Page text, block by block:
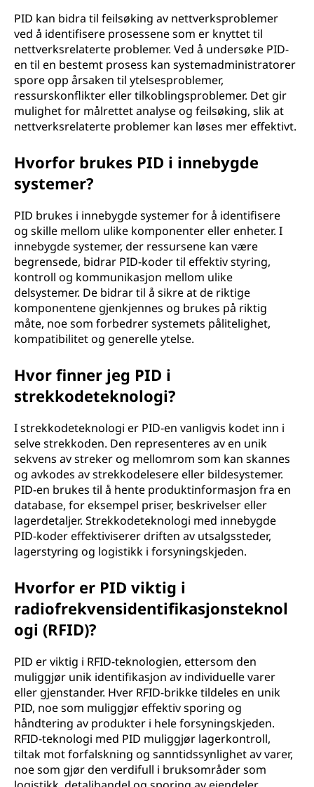
PID kan bidra til feilsøking av nettverksproblemer
ved å identifisere prosessene som er knyttet til
nettverksrelaterte problemer. Ved å undersøke PID-
en til en bestemt prosess kan systemadministratorer
spore opp årsaken til ytelsesproblemer,
ressurskonflikter eller tilkoblingsproblemer. Det gir
mulighet for målrettet analyse og feilsøking, slik at
nettverksrelaterte problemer kan løses mer effektivt.
Hvorfor brukes PID i innebygde
systemer?
PID brukes i innebygde systemer for å identifisere
og skille mellom ulike komponenter eller enheter. I
innebygde systemer, der ressursene kan være
begrensede, bidrar PID-koder til effektiv styring,
kontroll og kommunikasjon mellom ulike
delsystemer. De bidrar til å sikre at de riktige
komponentene gjenkjennes og brukes på riktig
måte, noe som forbedrer systemets pålitelighet,
kompatibilitet og generelle ytelse.
Hvor finner jeg PID i
strekkodeteknologi?
I strekkodeteknologi er PID-en vanligvis kodet inn i
selve strekkoden. Den representeres av en unik
sekvens av streker og mellomrom som kan skannes
og avkodes av strekkodelesere eller bildesystemer.
PID-en brukes til å hente produktinformasjon fra en
database, for eksempel priser, beskrivelser eller
lagerdetaljer. Strekkodeteknologi med innebygde
PID-koder effektiviserer driften av utsalgssteder,
lagerstyring og logistikk i forsyningskjeden.
Hvorfor er PID viktig i
radiofrekvensidentifikasjonsteknol
ogi (RFID)?
PID er viktig i RFID-teknologien, ettersom den
muliggjør unik identifikasjon av individuelle varer
eller gjenstander. Hver RFID-brikke tildeles en unik
PID, noe som muliggjør effektiv sporing og
håndtering av produkter i hele forsyningskjeden.
RFID-teknologi med PID muliggjør lagerkontroll,
tiltak mot forfalskning og sanntidssynlighet av varer,
noe som gjør den verdifull i bruksområder som